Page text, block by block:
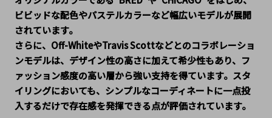
ビビッドな配色やパステルカラーなど幅広いモデルが展開
されています。
さらに、Off-WhiteやTravis Scottなどとのコラボレーショ
ンモデルは、デザイン性の高さに加えて希少性もあり、フ
ァッション感度の高い層から強い支持を得ています。スタ
イリングにおいても、シンプルなコーディネートに一点投
入するだけで存在感を発揮できる点が評価されています。